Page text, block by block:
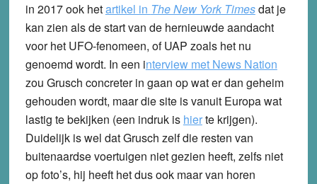
in 2017 ook hetartikel in The New York Timesdat je
kan zien als de start van de hernieuwde aandacht
voor het UFO-fenomeen, of UAP zoals het nu
genoemd wordt. In een interview met News Nation
zou Grusch concreter in gaan op wat er dan geheim
gehouden wordt, maar die site is vanuit Europa wat
lastig te bekijken (een indruk is hierte krijgen).
Duidelijk is wel dat Grusch zelf die resten van
buitenaardse voertuigen niet gezien heeft, zelfs niet
op foto’s, hij heeft het dus ook maar van horen